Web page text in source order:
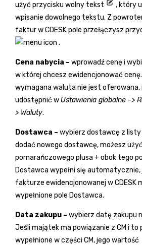
użyć przycisku wolny tekst
, który
wpisanie dowolnego tekstu. Z
faktur w CDESK pole przełączysz
.
Cena nabycia – wprowadź cenę i
w której chcesz ewidencjonować
wymagana waluta nie jest oferowana,
udostępnić w Ustawienia globalne ->
> Waluty.
Dostawca – wybierz dostawcę z listy
dodać nowego dostawcę, możesz użyć
pomarańczowego plusa +obok tego
Dostawca wypełni się automatycznie,
fakturze ewidencjonowanej w CDESK
wypełnione pole Dostawca.
Data zakupu – wybierz datę zakupu
Jeśli majątek ma powiązanie z CM i to
wypełnione w części CM, jego wartość